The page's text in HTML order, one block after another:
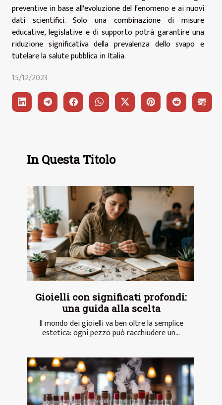
preventive in base all'evoluzione del fenomeno e ai nuovi
dati scientifici. Solo una combinazione di misure
educative, legislative e di supporto potrà garantire una
riduzione significativa della prevalenza dello svapo e
tutelare la salute pubblica in Italia.
15/12/2023
In Questa Titolo
Gioielli con significati profondi:
una guida alla scelta
Il mondo dei gioielli va ben oltre la semplice
estetica: ogni pezzo può racchiudere un...